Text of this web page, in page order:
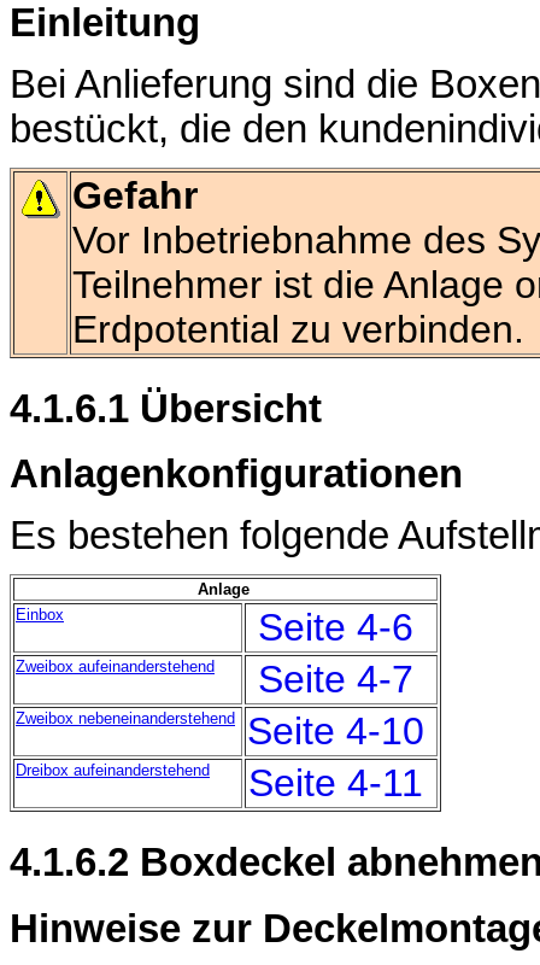
Einleitung
Bei Anlieferung sind die
bestückt, die den
Gefahr
Vor Inbetriebnahme des
Teilnehmer ist die Anlage
Erdpotential zu
4.1.6.1 Übersicht
Anlagenkonfigurationen
Es bestehen folgende
Anlage
Einbox
Seite 4-6
Zweibox aufeinanderstehend Seite 4-7
Zweibox nebeneinanderstehend Seite 4-10
Dreibox aufeinanderstehend
Seite 4-11
4.1.6.2 Boxdeckel
Hinweise zur